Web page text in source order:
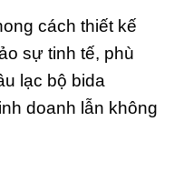
cách thiết kế
sự tinh tế, phù
lạc bộ bida
doanh lẫn không